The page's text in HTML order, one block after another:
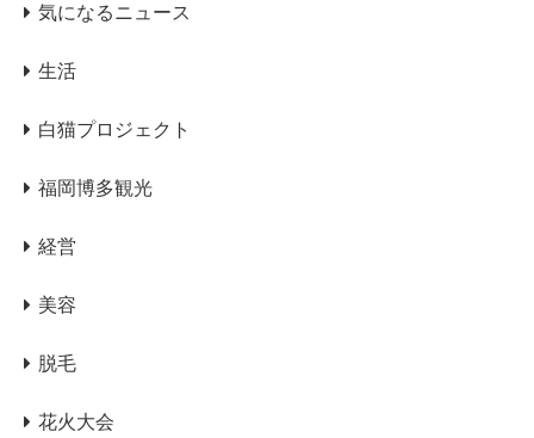
気になるニュース
生活
白猫プロジェクト
福岡博多観光
経営
美容
脱毛
花火大会